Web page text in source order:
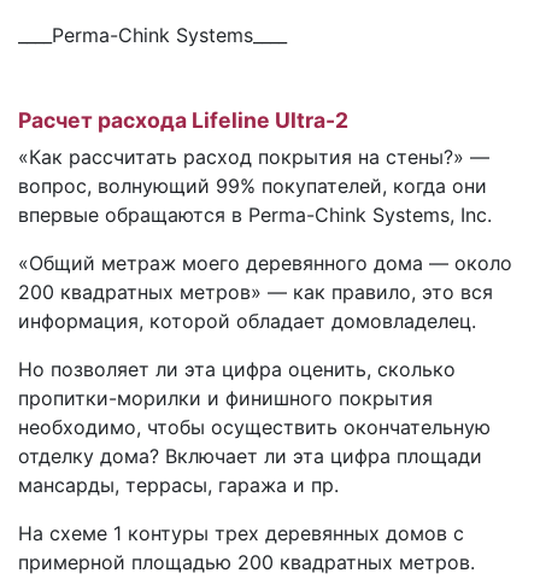
____Perma-Chink Systems____
Расчет расхода Lifeline Ultra-2
«Как рассчитать расход покрытия на стены?» —
вопрос, волнующий 99% покупателей, когда они
впервые обращаются в Perma-Chink Systems, Inc.
«Общий метраж моего деревянного дома — около
200 квадратных метров» — как правило, это вся
информация, которой обладает домовладелец.
Но позволяет ли эта цифра оценить, сколько
пропитки-морилки и финишного покрытия
необходимо, чтобы осуществить окончательную
отделку дома? Включает ли эта цифра площади
мансарды, террасы, гаража и пр.
На схеме 1 контуры трех деревянных домов с
примерной площадью 200 квадратных метров.